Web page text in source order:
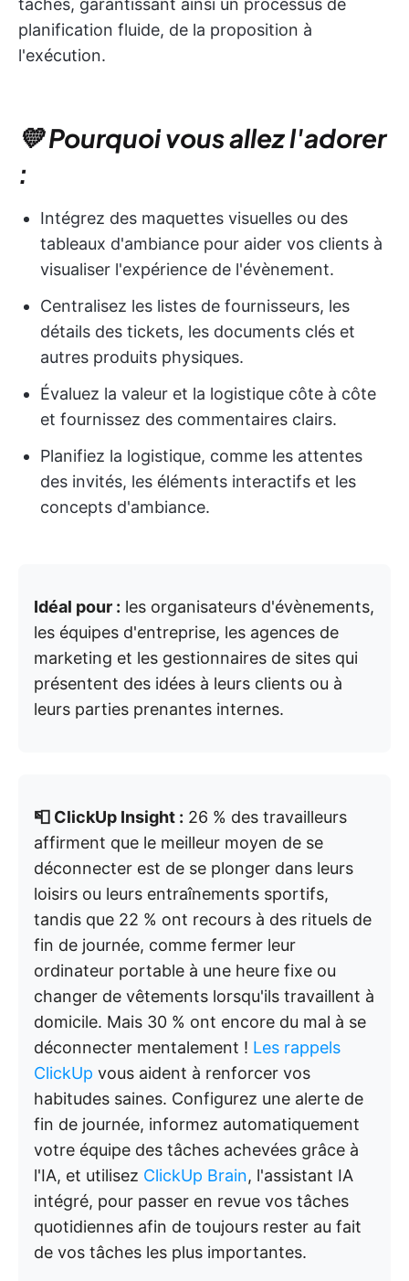
tâches, garantissant ainsi un processus de
planification fluide, de la proposition à
l'exécution.
💛 Pourquoi vous allez l'adorer
:
Intégrez des maquettes visuelles ou des
tableaux d'ambiance pour aider vos clients à
visualiser l'expérience de l'évènement.
Centralisez les listes de fournisseurs, les
détails des tickets, les documents clés et
autres produits physiques.
Évaluez la valeur et la logistique côte à côte
et fournissez des commentaires clairs.
Planifiez la logistique, comme les attentes
des invités, les éléments interactifs et les
concepts d'ambiance.
Idéal pour : les organisateurs d'évènements,
les équipes d'entreprise, les agences de
marketing et les gestionnaires de sites qui
présentent des idées à leurs clients ou à
leurs parties prenantes internes.
📮 ClickUp Insight : 26 % des travailleurs
affirment que le meilleur moyen de se
déconnecter est de se plonger dans leurs
loisirs ou leurs entraînements sportifs,
tandis que 22 % ont recours à des rituels de
fin de journée, comme fermer leur
ordinateur portable à une heure fixe ou
changer de vêtements lorsqu'ils travaillent à
domicile. Mais 30 % ont encore du mal à se
déconnecter mentalement ! Les rappels
ClickUp vous aident à renforcer vos
habitudes saines. Configurez une alerte de
fin de journée, informez automatiquement
votre équipe des tâches achevées grâce à
l'IA, et utilisez ClickUp Brain, l'assistant IA
intégré, pour passer en revue vos tâches
quotidiennes afin de toujours rester au fait
de vos tâches les plus importantes.